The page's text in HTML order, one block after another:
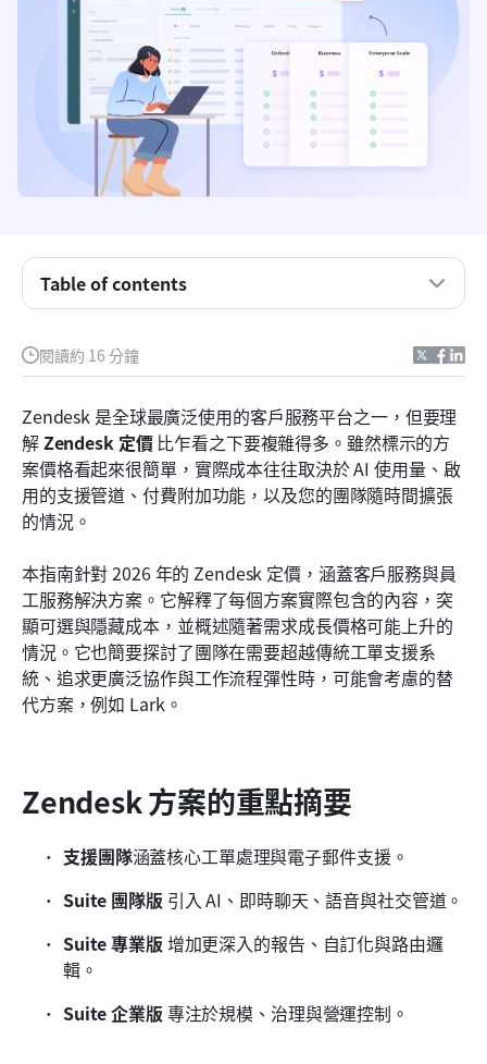
閱讀約 16 分鐘
Zendesk 是全球最廣泛使用的客戶服務平台之一，但要理
解 Zendesk 定價 比乍看之下要複雜得多。雖然標示的方
案價格看起來很簡單，實際成本往往取決於 AI 使用量、啟
用的支援管道、付費附加功能，以及您的團隊隨時間擴張
的情況。
本指南針對 2026 年的 Zendesk 定價，涵蓋客戶服務與員
工服務解決方案。它解釋了每個方案實際包含的內容，突
顯可選與隱藏成本，並概述隨著需求成長價格可能上升的
情況。它也簡要探討了團隊在需要超越傳統工單支援系
統、追求更廣泛協作與工作流程彈性時，可能會考慮的替
代方案，例如 Lark。
Zendesk 方案的重點摘要
支援團隊涵蓋核心工單處理與電子郵件支援。
Suite 團隊版 引入 AI、即時聊天、語音與社交管道。
Suite 專業版 增加更深入的報告、自訂化與路由邏
輯。
Suite 企業版 專注於規模、治理與營運控制。
Table of contents
Zendesk 方案的重點摘要
什麼是 Zendesk？
Zendesk 套件 2026 年價格：每位使用者的費用是多
少
Zendesk 員工服務解決方案的定價
哪一種 Zendesk 定價方案適合哪一類型的團隊
Zendesk 的缺點是什麼
認識 Lark：一個整合票務、協作與工作流程的解決
方案
Zendesk 與 Lark：哪個工具更適合你
結論
常見問題
相關閱讀